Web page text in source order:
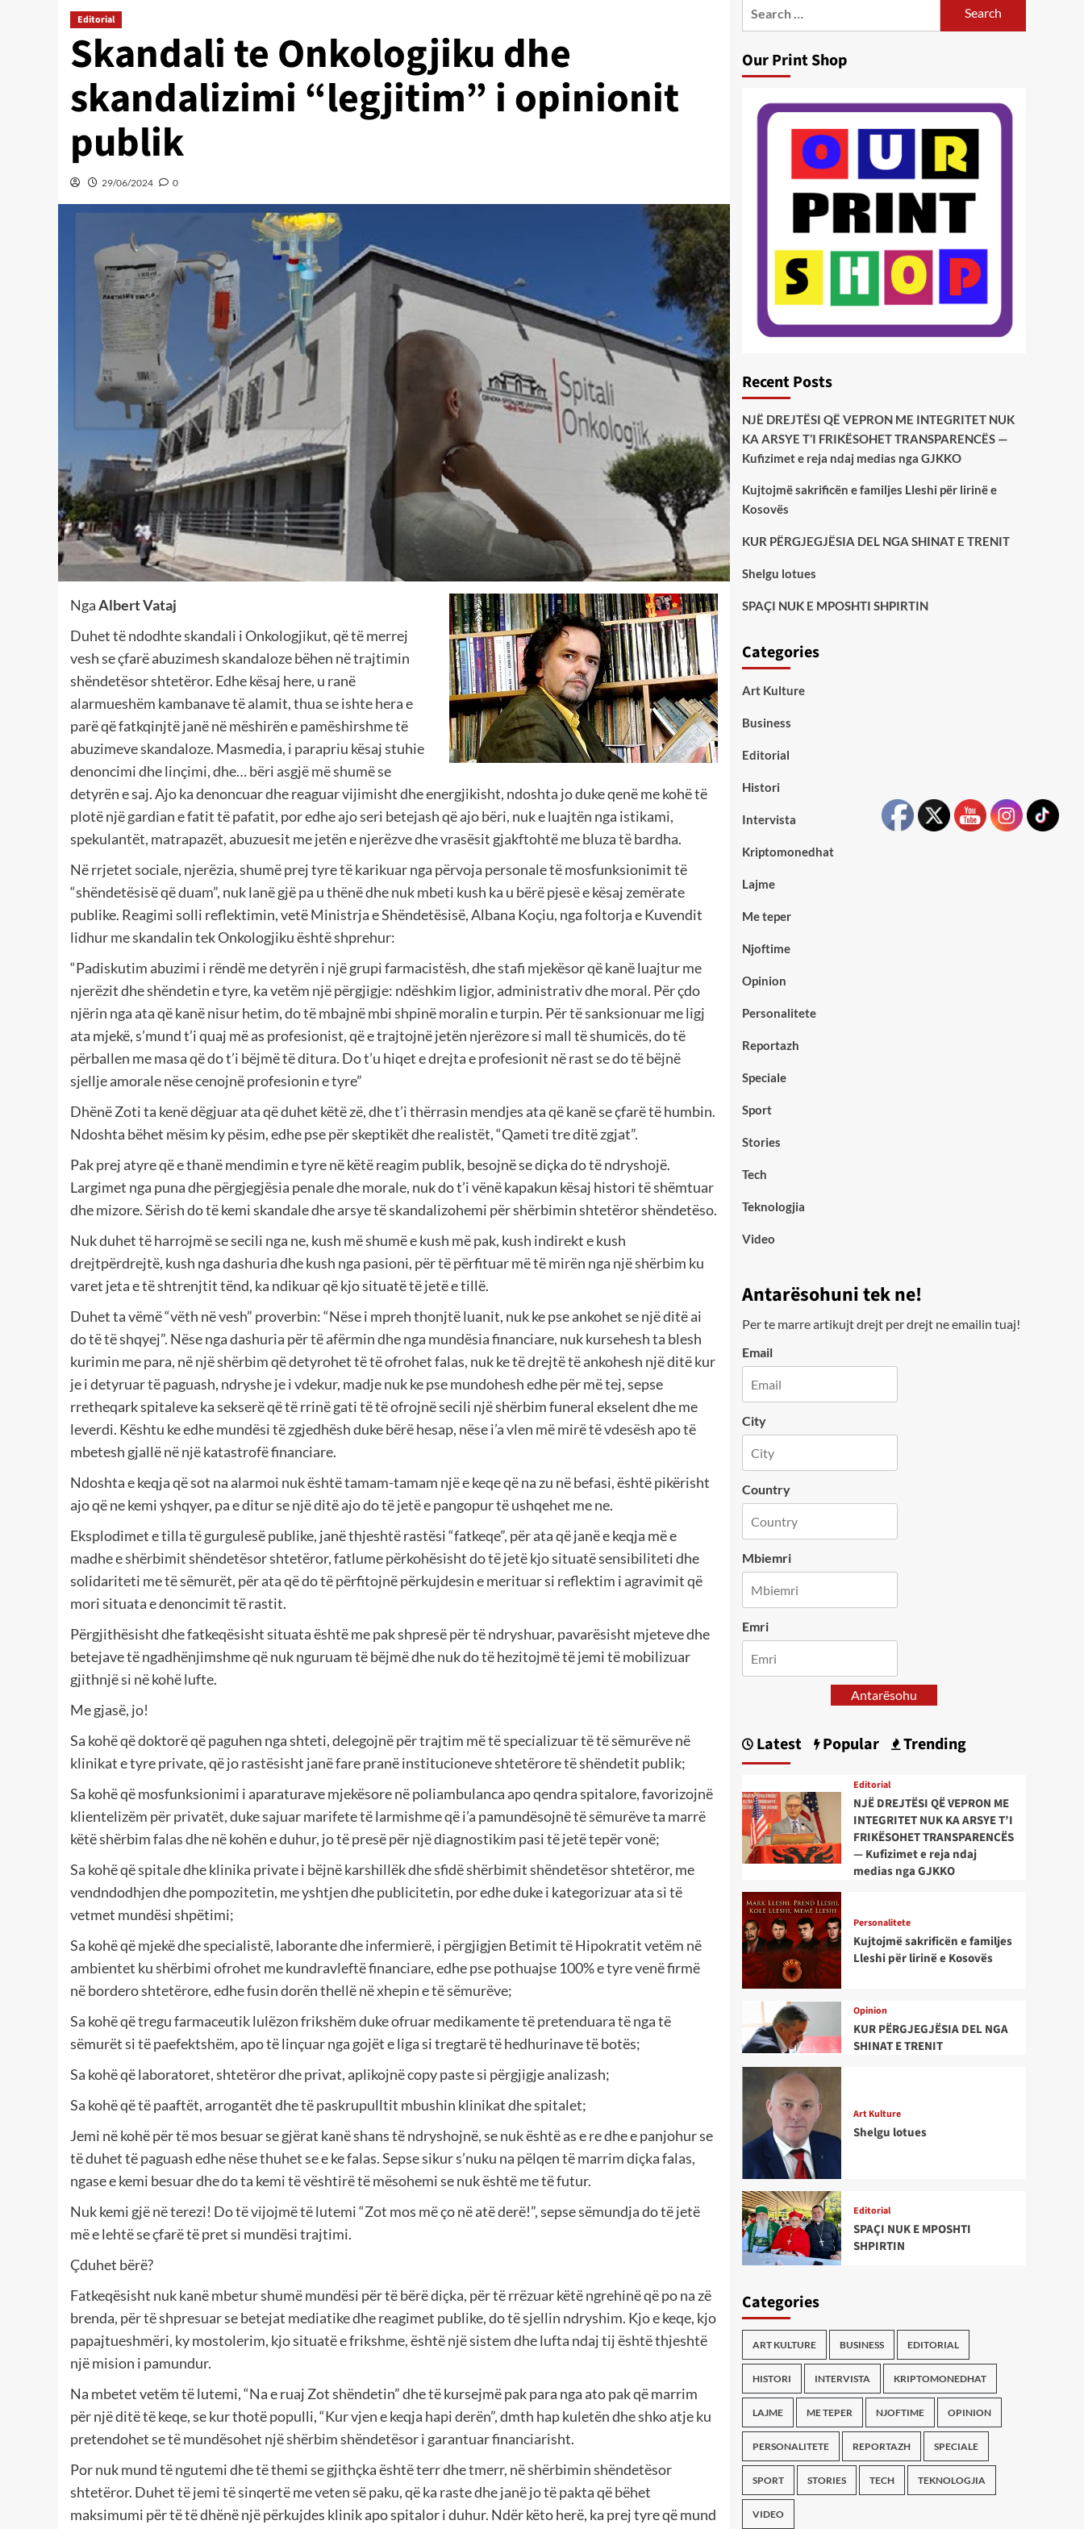
Editorial
Skandali te Onkologjiku dhe
skandalizimi “legjitim” i opinionit
publik
29/06/2024 0
NgaAlbert Vataj
Duhet të ndodhte skandali i Onkologjikut, që të merrej
vesh se çfarë abuzimesh skandaloze bëhen në trajtimin
shëndetësor shtetëror. Edhe kësaj here, u ranë
alarmueshëm kambanave të alamit, thua se ishte hera e
parë që fatkqinjtë janë në mëshirën e pamëshirshme të
abuzimeve skandaloze. Masmedia, i parapriu kësaj stuhie
denoncimi dhe linçimi, dhe… bëri asgjë më shumë se
detyrën e saj. Ajo ka denoncuar dhe reaguar vijimisht dhe energjikisht, ndoshta jo duke qenë me kohë të
plotë një gardian e fatit të pafatit, por edhe ajo seri betejash që ajo bëri, nuk e luajtën nga istikami,
spekulantët, matrapazët, abuzuesit me jetën e njerëzve dhe vrasësit gjakftohtë me bluza të bardha.
Në rrjetet sociale, njerëzia, shumë prej tyre të karikuar nga përvoja personale të mosfunksionimit të
“shëndetësisë që duam”, nuk lanë gjë pa u thënë dhe nuk mbeti kush ka u bërë pjesë e kësaj zemërate
publike. Reagimi solli reflektimin, vetë Ministrja e Shëndetësisë, Albana Koçiu, nga foltorja e Kuvendit
lidhur me skandalin tek Onkologjiku është shprehur:
“Padiskutim abuzimi i rëndë me detyrën i një grupi farmacistësh, dhe stafi mjekësor që kanë luajtur me
njerëzit dhe shëndetin e tyre, ka vetëm një përgjigje: ndëshkim ligjor, administrativ dhe moral. Për çdo
njërin nga ata që kanë nisur hetim, do të mbajnë mbi shpinë moralin e turpin. Për të sanksionuar me ligj
ata mjekë, s’mund t’i quaj më as profesionist, që e trajtojnë jetën njerëzore si mall të shumicës, do të
përballen me masa që do t’i bëjmë të ditura. Do t’u hiqet e drejta e profesionit në rast se do të bëjnë
sjellje amorale nëse cenojnë profesionin e tyre”
Dhënë Zoti ta kenë dëgjuar ata që duhet këtë zë, dhe t’i thërrasin mendjes ata që kanë se çfarë të humbin.
Ndoshta bëhet mësim ky pësim, edhe pse për skeptikët dhe realistët, “Qameti tre ditë zgjat”.
Pak prej atyre që e thanë mendimin e tyre në këtë reagim publik, besojnë se diçka do të ndryshojë.
Largimet nga puna dhe përgjegjësia penale dhe morale, nuk do t’i vënë kapakun kësaj histori të shëmtuar
dhe mizore. Sërish do të kemi skandale dhe arsye të skandalizohemi për shërbimin shtetëror shëndetëso.
Nuk duhet të harrojmë se secili nga ne, kush më shumë e kush më pak, kush indirekt e kush
drejtpërdrejtë, kush nga dashuria dhe kush nga pasioni, për të përfituar më të mirën nga një shërbim ku
varet jeta e të shtrenjtit tënd, ka ndikuar që kjo situatë të jetë e tillë.
Duhet ta vëmë “vëth në vesh” proverbin: “Nëse i mpreh thonjtë luanit, nuk ke pse ankohet se një ditë ai
do të të shqyej”. Nëse nga dashuria për të afërmin dhe nga mundësia financiare, nuk kursehesh ta blesh
kurimin me para, në një shërbim që detyrohet të të ofrohet falas, nuk ke të drejtë të ankohesh një ditë kur
je i detyruar të paguash, ndryshe je i vdekur, madje nuk ke pse mundohesh edhe për më tej, sepse
rretheqark spitaleve ka sekserë që të rrinë gati të të ofrojnë secili një shërbim funeral ekselent dhe me
leverdi. Kështu ke edhe mundësi të zgjedhësh duke bërë hesap, nëse i’a vlen më mirë të vdesësh apo të
mbetesh gjallë në një katastrofë financiare.
Ndoshta e keqja që sot na alarmoi nuk është tamam-tamam një e keqe që na zu në befasi, është pikërisht
ajo që ne kemi yshqyer, pa e ditur se një ditë ajo do të jetë e pangopur të ushqehet me ne.
Eksplodimet e tilla të gurgulesë publike, janë thjeshtë rastësi “fatkeqe”, për ata që janë e keqja më e
madhe e shërbimit shëndetësor shtetëror, fatlume përkohësisht do të jetë kjo situatë sensibiliteti dhe
solidariteti me të sëmurët, për ata që do të përfitojnë përkujdesin e merituar si reflektim i agravimit që
mori situata e denoncimit të rastit.
Përgjithësisht dhe fatkeqësisht situata është me pak shpresë për të ndryshuar, pavarësisht mjeteve dhe
betejave të ngadhënjimshme që nuk nguruam të bëjmë dhe nuk do të hezitojmë të jemi të mobilizuar
gjithnjë si në kohë lufte.
Me gjasë, jo!
Sa kohë që doktorë që paguhen nga shteti, delegojnë për trajtim më të specializuar të të sëmurëve në
klinikat e tyre private, që jo rastësisht janë fare pranë institucioneve shtetërore të shëndetit publik;
Sa kohë që mosfunksionimi i aparaturave mjekësore në poliambulanca apo qendra spitalore, favorizojnë
klientelizëm për privatët, duke sajuar marifete të larmishme që i’a pamundësojnë të sëmurëve ta marrë
këtë shërbim falas dhe në kohën e duhur, jo të presë për një diagnostikim pasi të jetë tepër vonë;
Sa kohë që spitale dhe klinika private i bëjnë karshillëk dhe sfidë shërbimit shëndetësor shtetëror, me
vendndodhjen dhe pompozitetin, me yshtjen dhe publicitetin, por edhe duke i kategorizuar ata si të
vetmet mundësi shpëtimi;
Sa kohë që mjekë dhe specialistë, laborante dhe infermierë, i përgjigjen Betimit të Hipokratit vetëm në
ambientet ku shërbimi ofrohet me kundravleftë financiare, edhe pse pothuajse 100% e tyre venë firmë
në bordero shtetërore, edhe fusin dorën thellë në xhepin e të sëmurëve;
Sa kohë që tregu farmaceutik lulëzon frikshëm duke ofruar medikamente të pretenduara të nga të
sëmurët si të paefektshëm, apo të linçuar nga gojët e liga si tregtarë të hedhurinave të botës;
Sa kohë që laboratoret, shtetëror dhe privat, aplikojnë copy paste si përgjigje analizash;
Sa kohë që të paaftët, arrogantët dhe të paskrupulltit mbushin klinikat dhe spitalet;
Jemi në kohë për të mos besuar se gjërat kanë shans të ndryshojnë, se nuk është as e re dhe e panjohur se
të duhet të paguash edhe nëse thuhet se e ke falas. Sepse sikur s’nuku na pëlqen të marrim diçka falas,
ngase e kemi besuar dhe do ta kemi të vështirë të mësohemi se nuk është me të futur.
Nuk kemi gjë në terezi! Do të vijojmë të lutemi “Zot mos më ço në atë derë!”, sepse sëmundja do të jetë
më e lehtë se çfarë të pret si mundësi trajtimi.
Çduhet bërë?
Fatkeqësisht nuk kanë mbetur shumë mundësi për të bërë diçka, për të rrëzuar këtë ngrehinë që po na zë
brenda, për të shpresuar se betejat mediatike dhe reagimet publike, do të sjellin ndryshim. Kjo e keqe, kjo
papajtueshmëri, ky mostolerim, kjo situatë e frikshme, është një sistem dhe lufta ndaj tij është thjeshtë
një mision i pamundur.
Na mbetet vetëm të lutemi, “Na e ruaj Zot shëndetin” dhe të kursejmë pak para nga ato pak që marrim
për një ditë të keqe, se kur thotë populli, “Kur vjen e keqja hapi derën”, dmth hap kuletën dhe shko atje ku
pretendohet se të mundësohet një shërbim shëndetësor i garantuar financiarisht.
Por nuk mund të ngutemi dhe të themi se gjithçka është terr dhe tmerr, në shërbimin shëndetësor
shtetëror. Duhet të jemi të sinqertë me veten së paku, që ka raste dhe janë jo të pakta që bëhet
maksimumi për të të dhënë një përkujdes klinik apo spitalor i duhur. Ndër këto herë, ka prej tyre që mund
Our Print Shop
Recent Posts
NJË DREJTËSI QË VEPRON ME INTEGRITET NUK
KA ARSYE T’I FRIKËSOHET TRANSPARENCËS —
Kufizimet e reja ndaj medias nga GJKKO
Kujtojmë sakrificën e familjes Lleshi për lirinë e
Kosovës
KUR PËRGJEGJËSIA DEL NGA SHINAT E TRENIT
Shelgu lotues
SPAÇI NUK E MPOSHTI SHPIRTIN
Categories
Art Kulture
Business
Editorial
Histori
Intervista
Kriptomonedhat
Lajme
Me teper
Njoftime
Opinion
Personalitete
Reportazh
Speciale
Sport
Stories
Tech
Teknologjia
Video
Antarësohuni tek ne!
Per te marre artikujt drejt per drejt ne emailin tuaj!
Email
City
Country
Mbiemri
Emri
Antarësohu
Latest Popular Trending
Editorial
NJË DREJTËSI QË VEPRON ME
INTEGRITET NUK KA ARSYE T’I
FRIKËSOHET TRANSPARENCËS
— Kufizimet e reja ndaj
medias nga GJKKO
Personalitete
Kujtojmë sakrificën e familjes
Lleshi për lirinë e Kosovës
Opinion
KUR PËRGJEGJËSIA DEL NGA
SHINAT E TRENIT
Art Kulture
Shelgu lotues
Editorial
SPAÇI NUK E MPOSHTI
SHPIRTIN
Categories
ART KULTURE BUSINESS EDITORIAL
HISTORI INTERVISTA KRIPTOMONEDHAT
LAJME ME TEPER NJOFTIME OPINION
PERSONALITETE REPORTAZH SPECIALE
SPORT STORIES TECH TEKNOLOGJIA
VIDEO